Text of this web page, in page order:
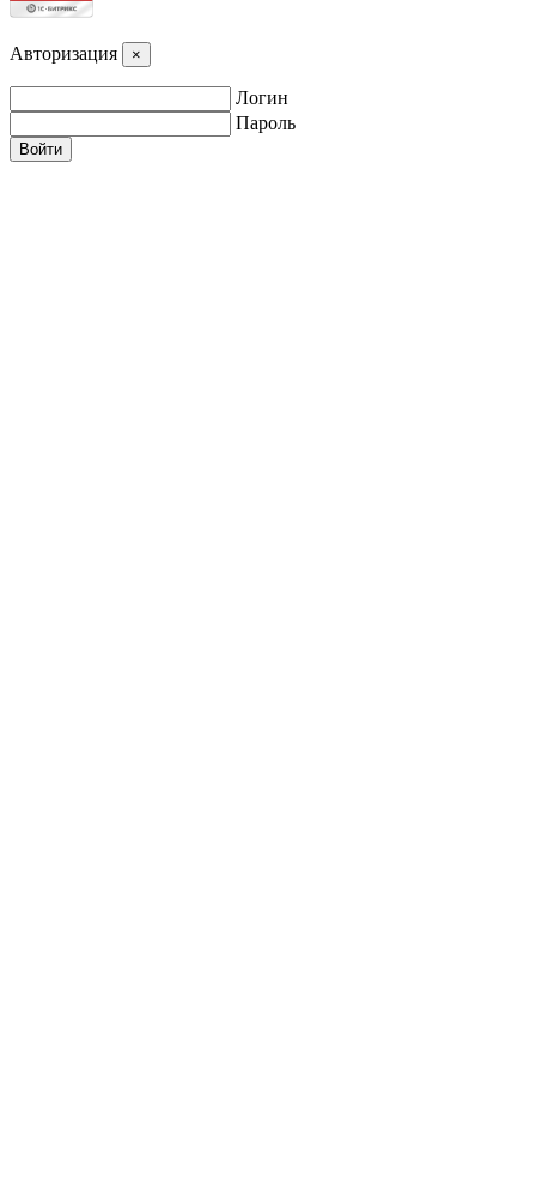
Авторизация ×
Логин
Пароль